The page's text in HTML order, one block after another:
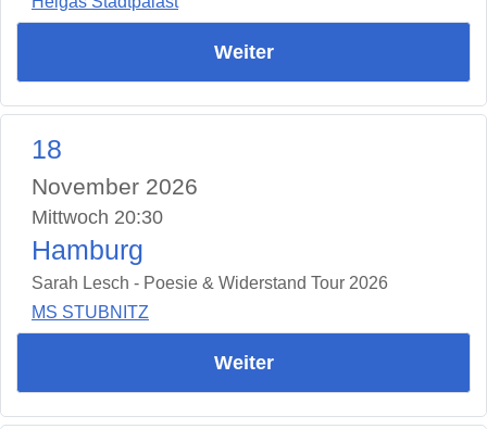
Weiter
18
November 2026
Mittwoch 20:30
Hamburg
Sarah Lesch - Poesie & Widerstand Tour 2026
MS STUBNITZ
Weiter